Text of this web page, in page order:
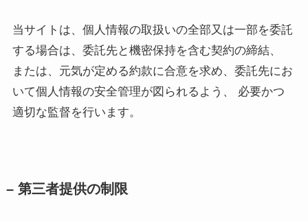
当サイトは、個人情報の取扱いの全部又は一部を委託
する場合は、委託先と機密保持を含む契約の締結、
または、元気が定める約款に合意を求め、委託先にお
いて個人情報の安全管理が図られるよう、 必要かつ
適切な監督を行います。
– 第三者提供の制限